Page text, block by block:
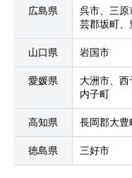
広島県
呉市、三原
芸郡坂町、
山口県 岩国市
愛媛県
大洲市、
内子町
高知県 長岡郡大豊
徳島県 三好市